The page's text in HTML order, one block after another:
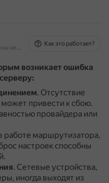
На основе источников, возможны неточности
Как это работает?
возникает ошибка
. Отсутствие
может привести к сбою.
провайдера или
работе маршрутизатора,
настроек способны
. Сетевые устройства,
иногда выходят из